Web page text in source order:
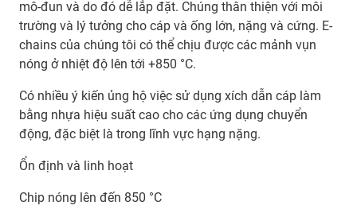
mô-đun và do đó dễ lắp đặt. Chúng thân thiện với môi
trường và lý tưởng cho cáp và ống lớn, nặng và cứng. E-
chains của chúng tôi có thể chịu được các mảnh vụn
nóng ở nhiệt độ lên tới +850 °C.
Có nhiều ý kiến ủng hộ việc sử dụng xích dẫn cáp làm
bằng nhựa hiệu suất cao cho các ứng dụng chuyển
động, đặc biệt là trong lĩnh vực hạng nặng.
Ổn định và linh hoạt
Chip nóng lên đến 850 °C